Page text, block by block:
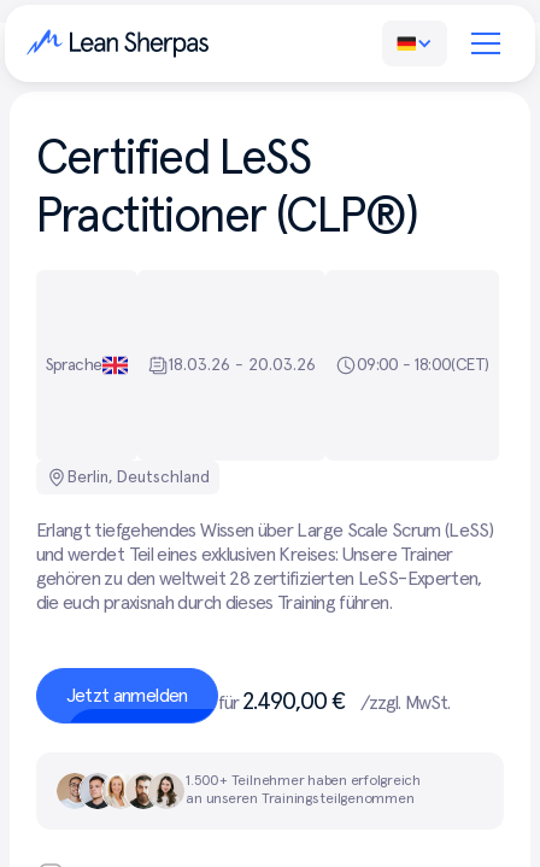
Certified LeSS
Practitioner (CLP®)
Sprache 18.03.26 - 20.03.26 09:00 - 18:00(CET)
Berlin, Deutschland
Erlangt tiefgehendes Wissen über Large Scale Scrum (LeSS)
und werdet Teil eines exklusiven Kreises: Unsere Trainer
gehören zu den weltweit 28 zertifizierten LeSS-Experten,
die euch praxisnah durch dieses Training führen.
Jetzt anmelden für2.490,00 € /zzgl. MwSt.
1.500+ Teilnehmer haben erfolgreich
an unseren Trainings teilgenommen